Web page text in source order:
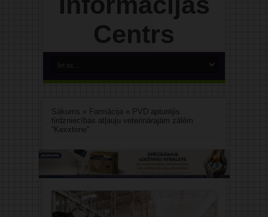
Sākums » Farmācija» PVD apturējis
tirdzniecības atļauju veterinārajām zālēm
“Kexxtone”